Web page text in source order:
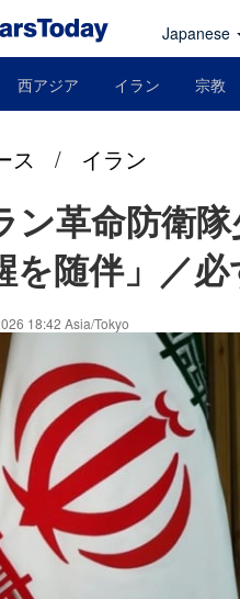
Japanese
西アジア イラン 宗教
ス / イラン
ン革命防衛
を随伴」／
18:42 Asia/Tokyo